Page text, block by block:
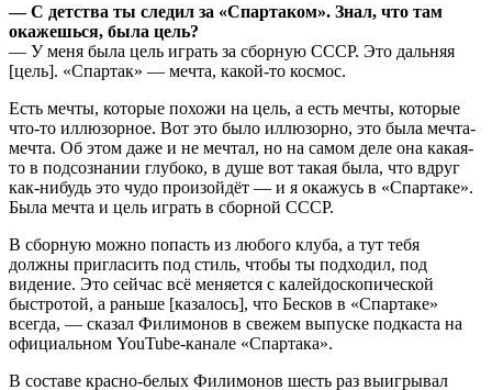
— С детства ты следил за «Спартаком». Знал, что там
окажешься, была цель?
— У меня была цель играть за сборную СССР. Это дальняя
[цель]. «Спартак» — мечта, какой-то космос.
Есть мечты, которые похожи на цель, а есть мечты, которые
что-то иллюзорное. Вот это было иллюзорно, это была мечта-
мечта. Об этом даже и не мечтал, но на самом деле она какая-
то в подсознании глубоко, в душе вот такая была, что вдруг
как-нибудь это чудо произойдёт — и я окажусь в «Спартаке».
Была мечта и цель играть в сборной СССР.
В сборную можно попасть из любого клуба, а тут тебя
должны пригласить под стиль, чтобы ты подходил, под
видение. Это сейчас всё меняется с калейдоскопической
быстротой, а раньше [казалось], что Бесков в «Спартаке»
всегда, — сказал Филимонов в свежем выпуске подкаста на
официальном YouTube-канале «Спартака».
В составе красно-белых Филимонов шесть раз выигрывал